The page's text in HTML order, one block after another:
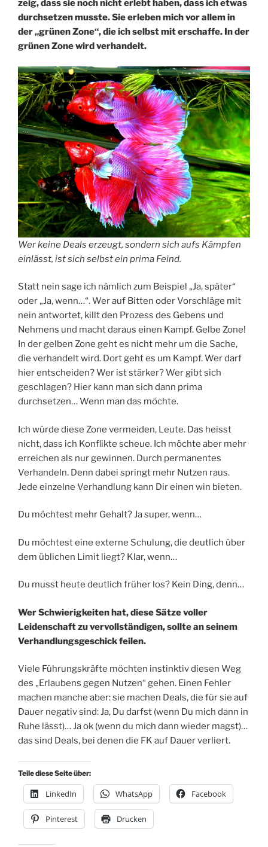
zeig, dass sie noch nicht erlebt haben, dass ich etwas
durchsetzen musste. Sie erleben mich vor allem in
der „grünen Zone“, die ich selbst mit erschaffe. In der
grünen Zone wird verhandelt.
Wer keine Deals erzeugt, sondern sich aufs Kämpfen
einlässt, ist sich selbst ein prima Feind.
Statt nein sage ich nämlich zum Beispiel „Ja, später“
oder „Ja, wenn…“. Wer auf Bitten oder Vorschläge mit
nein antwortet, killt den Prozess des Gebens und
Nehmens und macht daraus einen Kampf. Gelbe Zone!
In der gelben Zone geht es nicht mehr um die Sache,
die verhandelt wird. Dort geht es um Kampf. Wer darf
hier entscheiden? Wer ist stärker? Wer gibt sich
geschlagen? Hier kann man sich dann prima
durchsetzen… Wenn man das möchte.
Ich würde diese Zone vermeiden, Leute. Das heisst
nicht, dass ich Konflikte scheue. Ich möchte aber mehr
erreichen als nur gewinnen. Durch permanentes
Verhandeln. Denn dabei springt mehr Nutzen raus.
Jede einzelne Verhandlung kann Dir einen win bieten.
Du möchtest mehr Gehalt? Ja super, wenn…
Du möchtest eine externe Schulung, die deutlich über
dem üblichen Limit liegt? Klar, wenn…
Du musst heute deutlich früher los? Kein Ding, denn…
Wer Schwierigkeiten hat, diese Sätze voller
Leidenschaft zu vervollständigen, sollte an seinem
Verhandlungsgeschick feilen.
Viele Führungskräfte möchten instinktiv diesen Weg
des „Erlaubens gegen Nutzen“ gehen. Einen Fehler
machen manche aber: sie machen Deals, die für sie auf
Dauer negativ sind: Ja, Du darfst (wenn Du mich dann in
Ruhe lässt)… Ja ok (wenn du mich dann wieder magst)…
das sind Deals, bei denen die FK auf Dauer verliert.
Teile diese Seite über:
LinkedIn WhatsApp Facebook
Pinterest Drucken